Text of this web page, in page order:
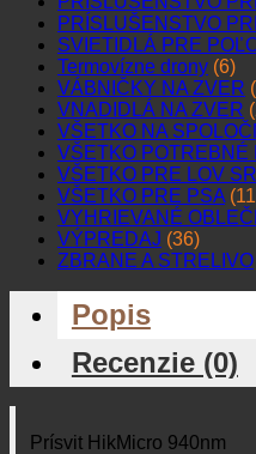
PRÍSLUŠENSTVO
SVIETIDLÁ PRE
Termovízne drony (6)
VÁBNIČKY NA ZVER
VNADIDLÁ NA ZVER
VŠETKO NA
VŠETKO POTREBNÉ
VŠETKO PRE LOV
VŠETKO PRE PSA
VYHRIEVANÉ
VÝPREDAJ (36)
ZBRANE A STRELIVO
Popis
Recenzie (0)
Prísvit HikMicro 940nm